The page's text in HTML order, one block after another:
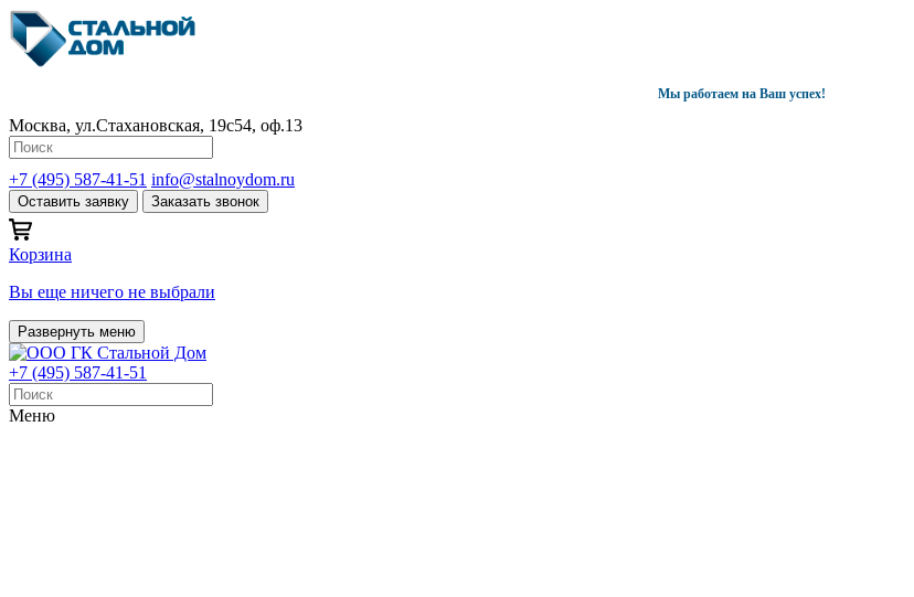
Мы работаем на Ваш успех!
Москва, ул.Стахановская, 19с54, оф.13
+7 (495) 587-41-51 info@stalnoydom.ru
Оставить заявку Заказать звонок
Корзина
Вы еще ничего не выбрали
Развернуть меню
+7 (495) 587-41-51
Меню